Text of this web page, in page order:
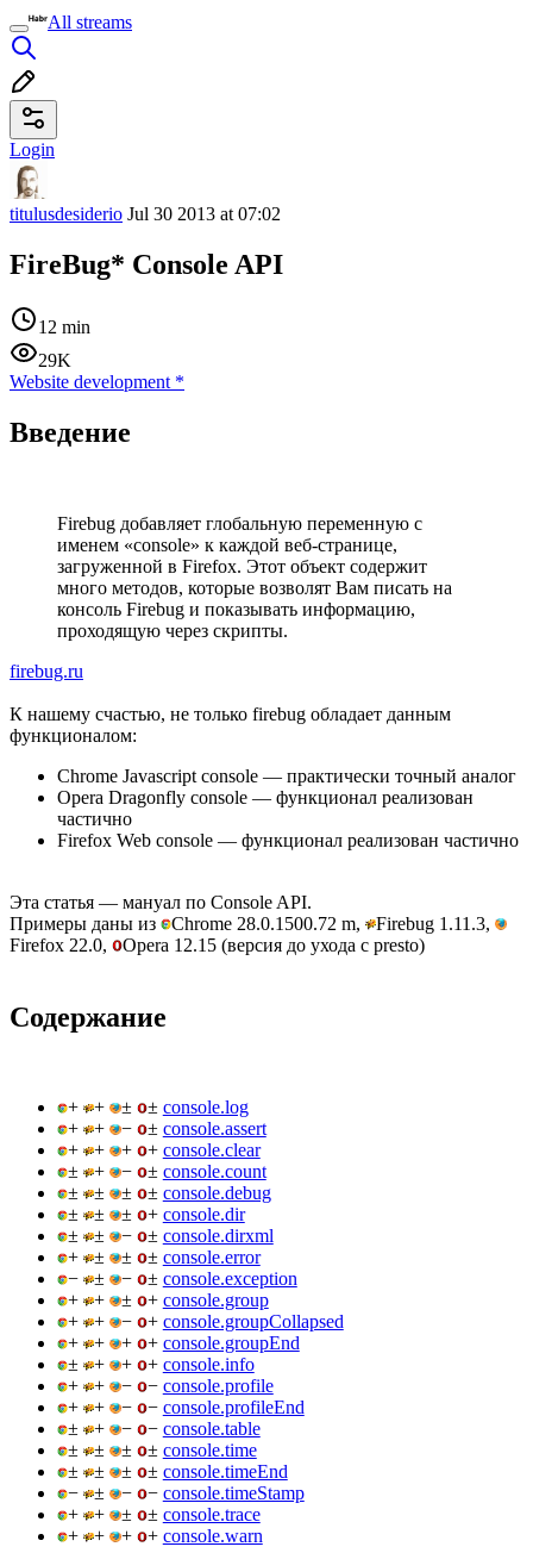
All streams
Login
titulusdesiderio Jul 30 2013 at 07:02
FireBug* Console API
12 min
29K
Website development *
Введение
Firebug добавляет глобальную переменную с
именем «console» к каждой веб-странице,
загруженной в Firefox. Этот объект содержит
много методов, которые возволят Вам писать на
консоль Firebug и показывать информацию,
проходящую через скрипты.
firebug.ru
К нашему счастью, не только firebug обладает данным
функционалом:
Chrome Javascript console — практически точный аналог
Opera Dragonfly console — функционал реализован
частично
Firefox Web console — функционал реализован частично
Эта статья — мануал по Console API.
Примеры даны из
Chrome 28.0.1500.72 m, Firebug 1.11.3,
Firefox 22.0,
Opera 12.15 (версия до ухода с presto)
Содержание
+ + ± ± console.log
+ + − ± console.assert
+ + + + console.clear
± + − ± console.count
± ± ± ± console.debug
± ± ± + console.dir
± ± − ± console.dirxml
+ ± ± ± console.error
− ± − ± console.exception
+ + ± + console.group
+ + − + console.groupCollapsed
+ + + + console.groupEnd
± + + + console.info
+ + − − console.profile
+ + − − console.profileEnd
± + − − console.table
± ± ± ± console.time
± ± ± ± console.timeEnd
− ± − − console.timeStamp
+ + ± ± console.trace
+ + + + console.warn